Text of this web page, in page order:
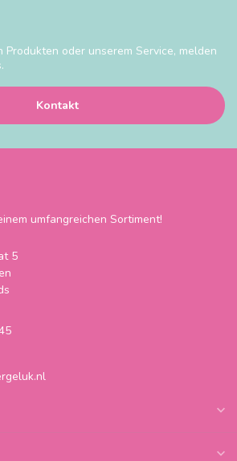
Produkten oder unserem Service, melden
Kontakt
umfangreichen Sortiment!
5